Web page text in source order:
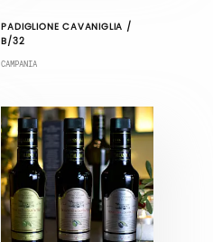
PADIGLIONE CAVANIGLIA /
B/32
CAMPANIA